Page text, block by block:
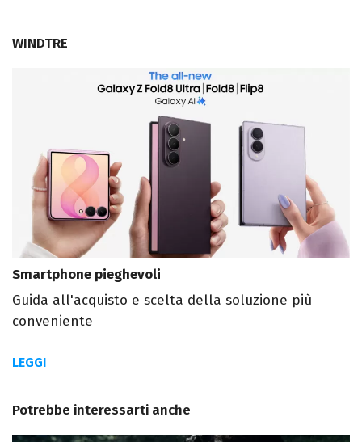
WINDTRE
Smartphone pieghevoli
Guida all'acquisto e scelta della soluzione più
conveniente
LEGGI
Potrebbe interessarti anche